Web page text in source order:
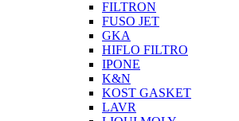
FILTRON
FUSO JET
GKA
HIFLO FILTRO
IPONE
K&N
KOST GASKET
LAVR